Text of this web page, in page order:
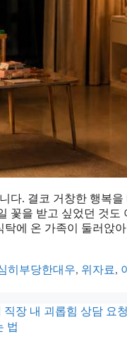
다. 결코 거창한 행복
꽃을 받고 싶었던 것
탁에 온 가족이 둘러앉
히부당한대우, 위자료,
직장 내 괴롭힘 상담 요
법